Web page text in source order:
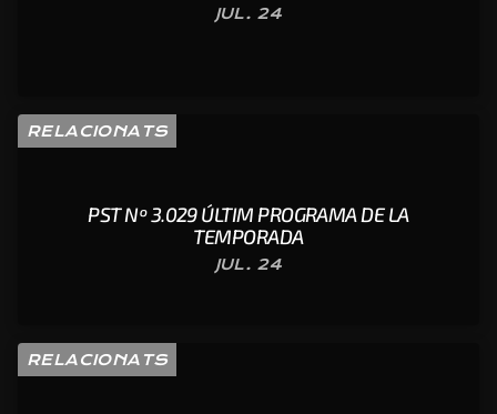
JUL. 24
RELACIONATS
PST Nº 3.029 ÚLTIM PROGRAMA DE LA
TEMPORADA
JUL. 24
RELACIONATS